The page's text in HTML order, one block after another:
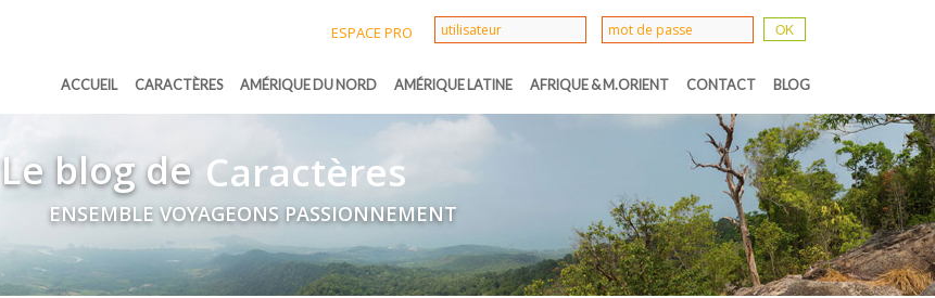
ESPACE PRO
ACCUEIL CARACTÈRES AMÉRIQUE DU NORD AMÉRIQUE LATINE AFRIQUE & M.ORIENT CONTACT BLOG
Le blog de Caractères
ENSEMBLE VOYAGEONS PASSIONNEMENT